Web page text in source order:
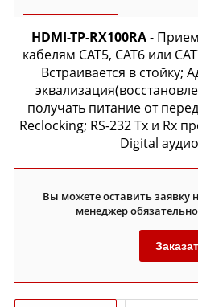
HDMI-TP-RX100RA-
кабелям CAT5, CAT6 или
Встраивается в стойку;
получать питание от
Reclocking; RS-232 Tx и Rx
Digital
Вы можете оставить
менеджер